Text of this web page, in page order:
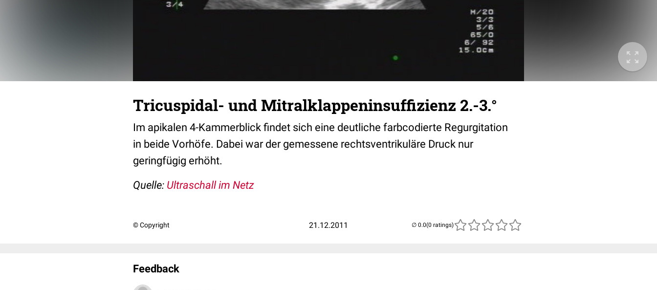
Tricuspidal- und Mitralklappeninsuffizienz 2.-3.°
Im apikalen 4-Kammerblick findet sich eine deutliche farbcodierte Regurgitation
in beide Vorhöfe. Dabei war der gemessene rechtsventrikuläre Druck nur
geringfügig erhöht.
Quelle: Ultraschall im Netz
© Copyright 21.12.2011 (0 ratings)
Feedback